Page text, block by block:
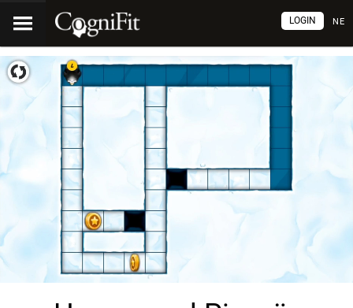
NE
LOGIN